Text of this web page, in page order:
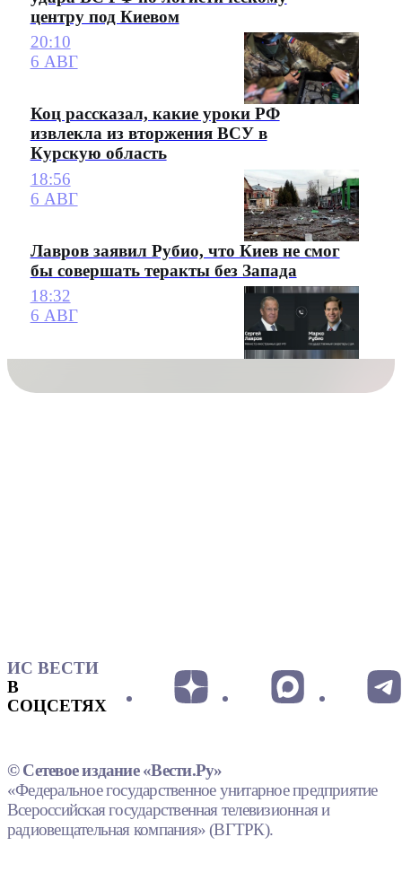
центру под Киевом
20:10
6 АВГ
Коц рассказал, какие уроки РФ
извлекла из вторжения ВСУ в
Курскую область
18:56
6 АВГ
Лавров заявил Рубио, что Киев не смог
бы совершать теракты без Запада
18:32
6 АВГ
ИС ВЕСТИ
В
СОЦСЕТЯХ
© Сетевое издание «Вести.Ру»
«Федеральное государственное унитарное предприятие
Всероссийская государственная телевизионная и
радиовещательная компания» (ВГТРК).